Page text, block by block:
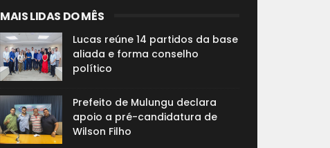
MAIS LIDAS DO MÊS
Lucas reúne 14 partidos da base
aliada e forma conselho
político
Prefeito de Mulungu declara
apoio a pré-candidatura de
Wilson Filho